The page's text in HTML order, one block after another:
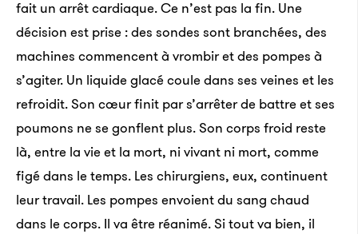
fait un arrêt cardiaque. Ce n’est pas la fin. Une
décision est prise : des sondes sont branchées, des
machines commencent à vrombir et des pompes à
s’agiter. Un liquide glacé coule dans ses veines et les
refroidit. Son cœur finit par s’arrêter de battre et ses
poumons ne se gonflent plus. Son corps froid reste
là, entre la vie et la mort, ni vivant ni mort, comme
figé dans le temps. Les chirurgiens, eux, continuent
leur travail. Les pompes envoient du sang chaud
dans le corps. Il va être réanimé. Si tout va bien, il